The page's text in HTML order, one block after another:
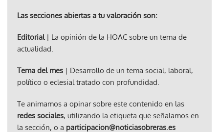
Las secciones abiertas a tu valoración son:
Editorial| La opinión de la HOAC sobre un tema de
actualidad.
Tema del mes | Desarrollo de un tema social, laboral,
político o eclesial tratado con profundidad.
Te animamos a opinar sobre este contenido en las
redes sociales, utilizando la etiqueta que señalamos en
la sección, o a participacion@noticiasobreras.es